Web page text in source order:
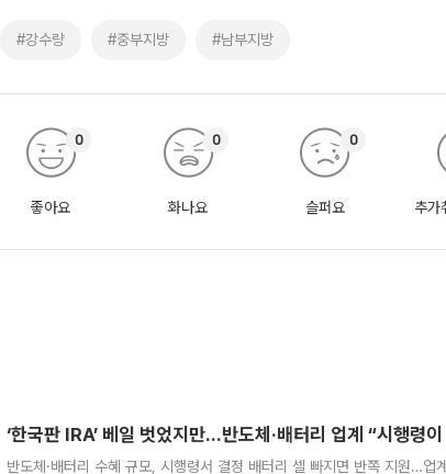
#강수량 #중부지방 #남부지방
좋아요
0
화나요
0
슬퍼요
0
추가
‘한국판 IRA’ 베일 벗었지만…반도체·배터리 업계 “시행령
반도체·배터리 수혜 규모, 시행령서 결정 배터리 셀 빠지면 반쪽 지원…업